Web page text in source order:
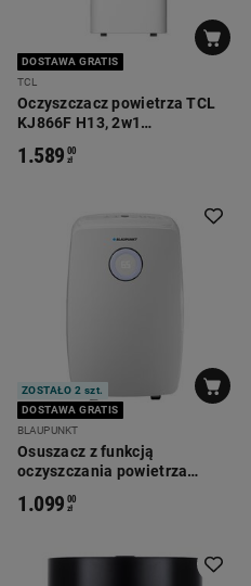
DOSTAWA GRATIS
TCL
Oczyszczacz powietrza TCL
KJ866F H13, 2w1
1.589 00
zł
ZOSTAŁO 2 szt.
DOSTAWA GRATIS
BLAUPUNKT
Osuszacz z funkcją
oczyszczania powietrza
1.099 00
zł